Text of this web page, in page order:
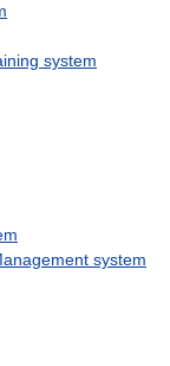
system
system